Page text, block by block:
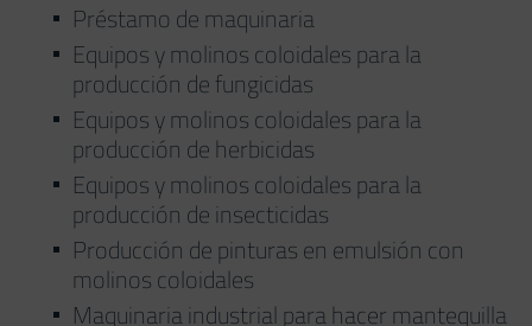
Préstamo de maquinaria
Equipos y molinos coloidales para la
producción de fungicidas
Equipos y molinos coloidales para la
producción de herbicidas
Equipos y molinos coloidales para la
producción de insecticidas
Producción de pinturas en emulsión con
molinos coloidales
Maquinaria industrial para hacer mantequilla